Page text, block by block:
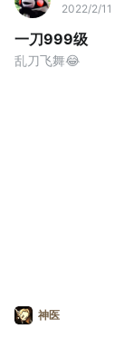
2022/2/11
一刀999级
乱刀飞舞😂
神医